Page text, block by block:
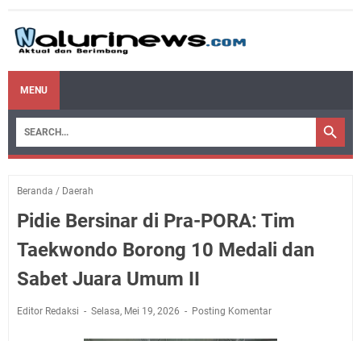
MENU
Beranda / Daerah
Pidie Bersinar di Pra-PORA: Tim
Taekwondo Borong 10 Medali dan
Sabet Juara Umum II
Editor Redaksi Selasa, Mei 19, 2026 Posting Komentar